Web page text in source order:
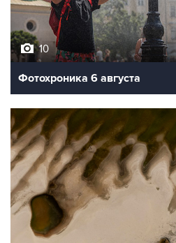
10
Фотохроника 6 августа